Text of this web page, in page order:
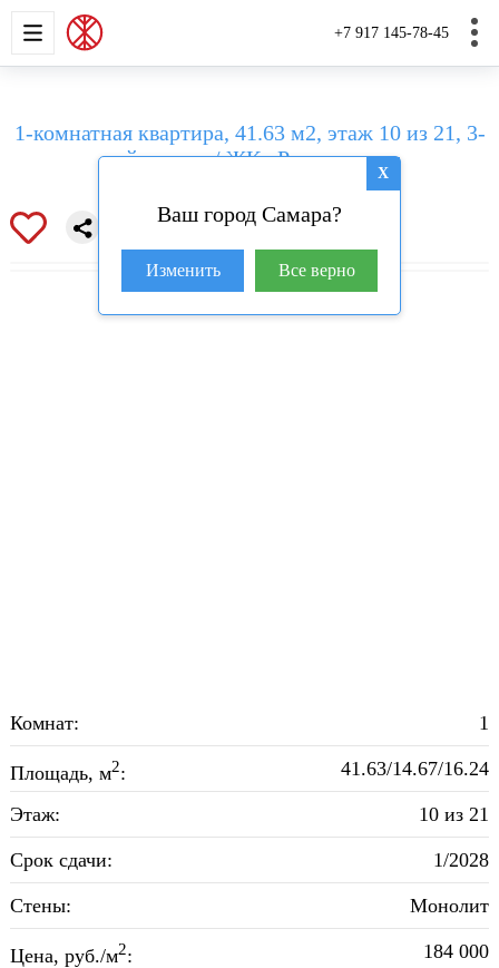
+7 917 145-78-45
НОВОСТРОЙКИ ДОМА И
X
Ваш город Самара?
Изменить Все верно
1-комнатная квартира, 41.63 м2, этаж 10 из 21, 3-
й проезд / ЖК «Развитие»
Комнат: 1
Площадь, м2: 41.63/14.67/16.24
Этаж: 10 из 21
Срок сдачи: 1/2028
Стены: Монолит
Цена, руб./м2: 184 000